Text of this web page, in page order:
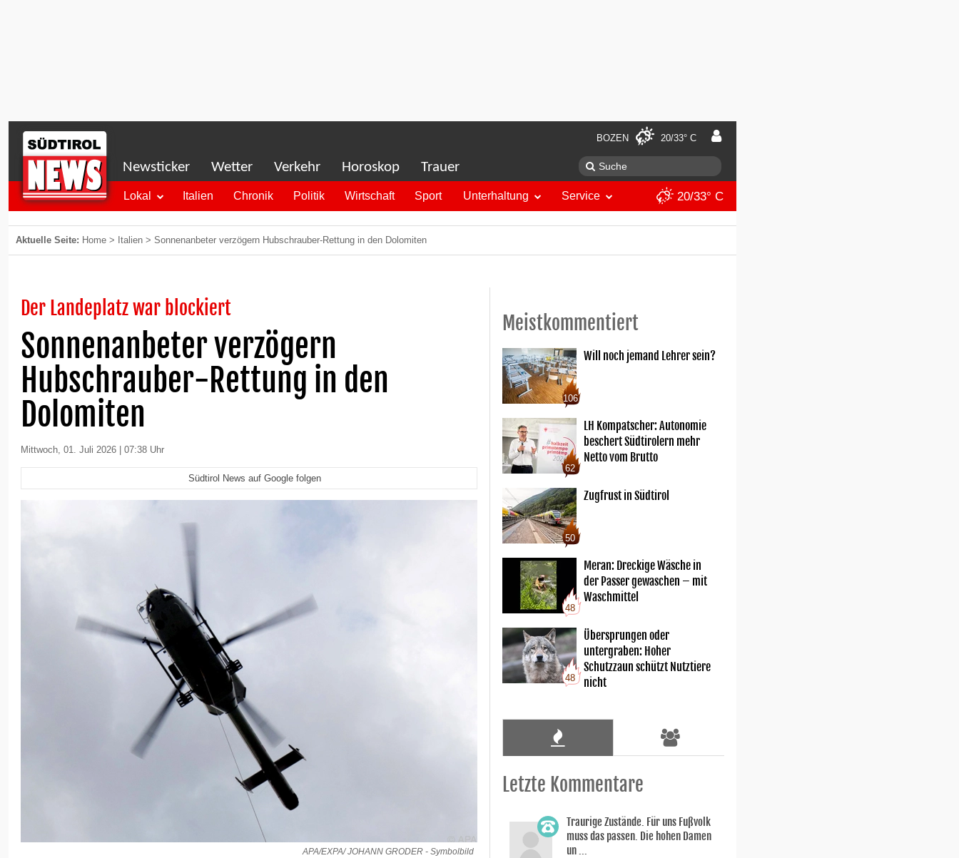
BOZEN 20/33° C
Newsticker Wetter Verkehr Horoskop Trauer
Lokal Italien Chronik Politik Wirtschaft Sport Unterhaltung Service 20/33° C
Aktuelle Seite: Home > Italien > Sonnenanbeter verzögern Hubschrauber-Rettung in den Dolomiten
Der Landeplatz war blockiert
Sonnenanbeter verzögern
Hubschrauber-Rettung in den
Dolomiten
Mittwoch, 01. Juli 2026 | 07:38 Uhr
Südtirol News auf Google folgen
APA/EXPA/ JOHANN GRODER - Symbolbild
Meistkommentiert
106
Will noch jemand Lehrer sein?
62
LH Kompatscher: Autonomie
beschert Südtirolern mehr
Netto vom Brutto
50
Zugfrust in Südtirol
48
Meran: Dreckige Wäsche in
der Passer gewaschen – mit
Waschmittel
48
Übersprungen oder
untergraben: Hoher
Schutzzaun schützt Nutztiere
nicht
Letzte Kommentare
Traurige Zustände. Für uns Fußvolk
muss das passen. Die hohen Damen
un ...